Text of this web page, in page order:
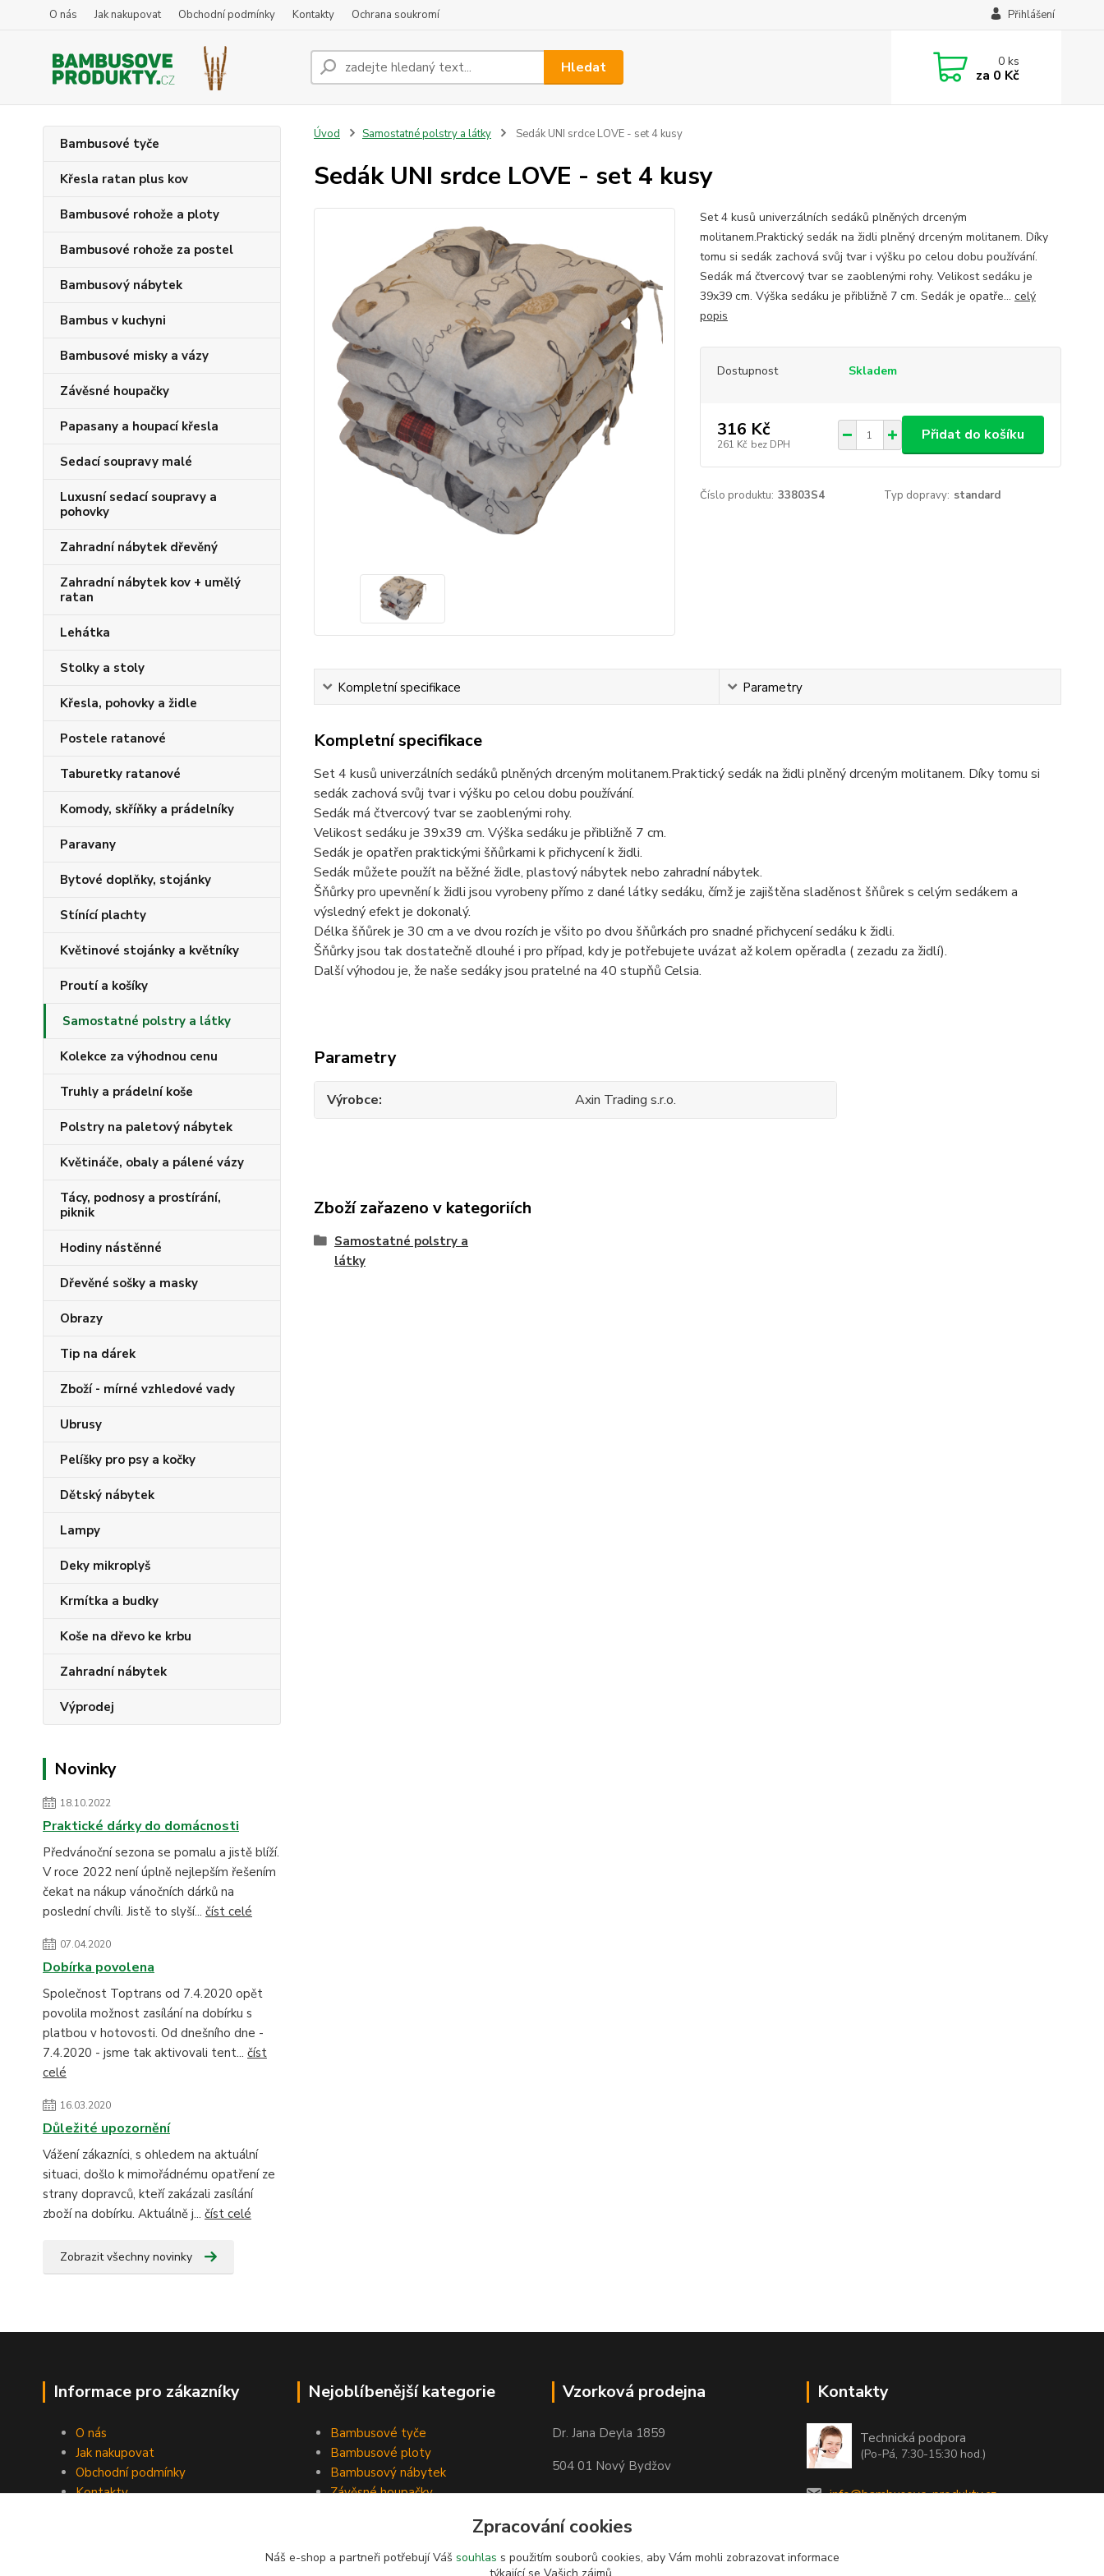
O nás Jak nakupovat Obchodní podmínky Kontakty Ochrana soukromí Přihlášení
Hledat 0ks
za 0 Kč
Bambusové tyče
Křesla ratan plus kov
Bambusové rohože a ploty
Bambusové rohože za postel
Bambusový nábytek
Bambus v kuchyni
Bambusové misky a vázy
Závěsné houpačky
Papasany a houpací křesla
Sedací soupravy malé
Luxusní sedací soupravy a
pohovky
Zahradní nábytek dřevěný
Zahradní nábytek kov + umělý
ratan
Lehátka
Stolky a stoly
Křesla, pohovky a židle
Postele ratanové
Taburetky ratanové
Komody, skříňky a prádelníky
Paravany
Bytové doplňky, stojánky
Stínící plachty
Květinové stojánky a květníky
Proutí a košíky
Samostatné polstry a látky
Kolekce za výhodnou cenu
Truhly a prádelní koše
Polstry na paletový nábytek
Květináče, obaly a pálené vázy
Tácy, podnosy a prostírání,
piknik
Hodiny nástěnné
Dřevěné sošky a masky
Obrazy
Tip na dárek
Zboží - mírné vzhledové vady
Ubrusy
Pelíšky pro psy a kočky
Dětský nábytek
Lampy
Deky mikroplyš
Krmítka a budky
Koše na dřevo ke krbu
Zahradní nábytek
Výprodej
Novinky
18.10.2022
Praktické dárky do domácnosti
Předvánoční sezona se pomalu a jistě blíží.
V roce 2022 není úplně nejlepším řešením
čekat na nákup vánočních dárků na
poslední chvíli. Jistě to slyší... číst celé
07.04.2020
Dobírka povolena
Společnost Toptrans od 7.4.2020 opět
povolila možnost zasílání na dobírku s
platbou v hotovosti. Od dnešního dne -
7.4.2020 - jsme tak aktivovali tent... číst
celé
16.03.2020
Důležité upozornění
Vážení zákazníci, s ohledem na aktuální
situaci, došlo k mimořádnému opatření ze
strany dopravců, kteří zakázali zasílání
zboží na dobírku. Aktuálně j... číst celé
Zobrazit všechny novinky
Úvod Samostatné polstry a látky Sedák UNI srdce LOVE - set 4 kusy
Sedák UNI srdce LOVE - set 4 kusy
Set 4 kusů univerzálních sedáků plněných drceným
molitanem.Praktický sedák na židli plněný drceným molitanem. Díky
tomu si sedák zachová svůj tvar i výšku po celou dobu používání.
Sedák má čtvercový tvar se zaoblenými rohy. Velikost sedáku je
39x39 cm. Výška sedáku je přibližně 7 cm. Sedák je opatře... celý
popis
Dostupnost Skladem
316 Kč
261 Kč bez DPH
Přidat do košíku
Číslo produktu: 33803S4 Typ dopravy: standard
Kompletní specifikace Parametry
Kompletní specifikace
Set 4 kusů univerzálních sedáků plněných drceným molitanem.Praktický sedák na židli plněný drceným molitanem. Díky tomu si
sedák zachová svůj tvar i výšku po celou dobu používání.
Sedák má čtvercový tvar se zaoblenými rohy.
Velikost sedáku je 39x39 cm. Výška sedáku je přibližně 7 cm.
Sedák je opatřen praktickými šňůrkami k přichycení k židli.
Sedák můžete použít na běžné židle, plastový nábytek nebo zahradní nábytek.
Šňůrky pro upevnění k židli jsou vyrobeny přímo z dané látky sedáku, čímž je zajištěna sladěnost šňůrek s celým sedákem a
výsledný efekt je dokonalý.
Délka šňůrek je 30 cm a ve dvou rozích je všito po dvou šňůrkách pro snadné přichycení sedáku k židli.
Šňůrky jsou tak dostatečně dlouhé i pro případ, kdy je potřebujete uvázat až kolem opěradla ( zezadu za židlí).
Další výhodou je, že naše sedáky jsou pratelné na 40 stupňů Celsia.
Parametry
Výrobce Axin Trading s.r.o.
Zboží zařazeno v kategoriích
Samostatné polstry a
látky
Informace pro zákazníky
O nás
Jak nakupovat
Obchodní podmínky
Kontakty
Nejoblíbenější kategorie
Bambusové tyče
Bambusové ploty
Bambusový nábytek
Závěsné houpačky
Vzorková prodejna
Dr. Jana Deyla 1859
504 01 Nový Bydžov
Otevírací doba:
Po - Pá 8:00 - 17:00
So - 8:00 - 17:00
Kontakty
Technická podpora
(Po-Pá, 7:30-15:30 hod.)
info@bambusove-produkty.cz
Zpracování cookies
Náš e-shop a partneři potřebují Váš souhlas s použitím souborů cookies, aby Vám mohli zobrazovat informace